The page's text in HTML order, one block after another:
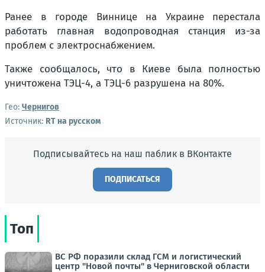
Ранее в городе Виннице на Украине перестала
работать главная водопроводная станция из-за
проблем с электроснабжением.
Также сообщалось, что в Киеве была полностью
уничтожена ТЭЦ-4, а ТЭЦ-6 разрушена на 80%.
Гео: Чернигов
Источник: RT на русском
Подписывайтесь на наш паблик в ВКонтакте
ПОДПИСАТЬСЯ
Топ
ВС РФ поразили склад ГСМ и логистический
центр "Новой почты" в Черниговской области